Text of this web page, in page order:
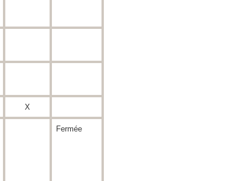
X
Fermée